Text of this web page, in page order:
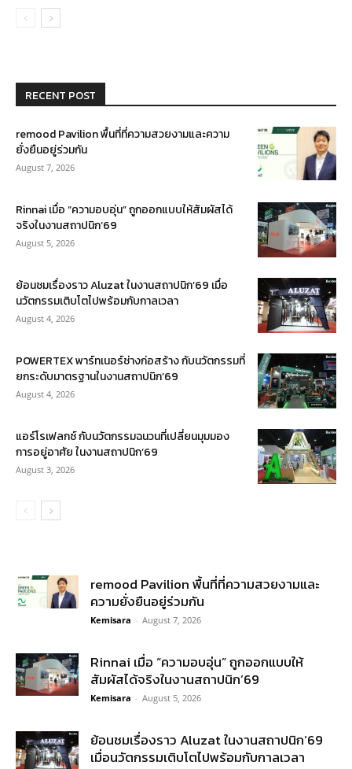
RECENT POST
remood Pavilion พื้นที่ที่ความสวยงามและความ
ยั่งยืนอยู่ร่วมกัน
August 7, 2026
Rinnai เมื่อ “ความอบอุ่น” ถูกออกแบบให้สัมผัสได้
จริงในงานสถาปนิก’69
August 5, 2026
ย้อนชมเรื่องราว Aluzat ในงานสถาปนิก’69 เมื่อ
นวัตกรรมเติบโตไปพร้อมกับกาลเวลา
August 4, 2026
POWERTEX พาร์ทเนอร์ช่างก่อสร้าง กับนวัตกรรมที่
ยกระดับมาตรฐานในงานสถาปนิก’69
August 4, 2026
แอร์โรเฟลกซ์ กับนวัตกรรมฉนวนที่เปลี่ยนมุมมอง
การอยู่อาศัย ในงานสถาปนิก’69
August 3, 2026
remood Pavilion พื้นที่ที่ความสวยงามและ
ความยั่งยืนอยู่ร่วมกัน
Kemisara - August 7, 2026
Rinnai เมื่อ “ความอบอุ่น” ถูกออกแบบให้
สัมผัสได้จริงในงานสถาปนิก’69
Kemisara - August 5, 2026
ย้อนชมเรื่องราว Aluzat ในงานสถาปนิก’69
เมื่อนวัตกรรมเติบโตไปพร้อมกับกาลเวลา